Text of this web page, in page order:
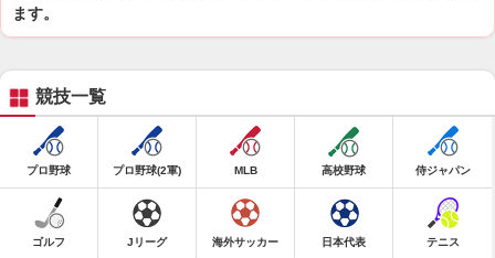
ます。
競技一覧
プロ野球 プロ野球(2軍) MLB 高校野球 侍ジャパン
ゴルフ Jリーグ 海外サッカー 日本代表 テニス